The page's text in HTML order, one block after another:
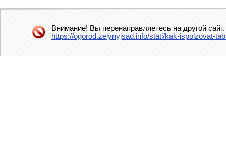
Внимание! Вы перенаправляетесь на другой
https://ogorod.zelynyjsad.info/stati/kak-ispolzovat-